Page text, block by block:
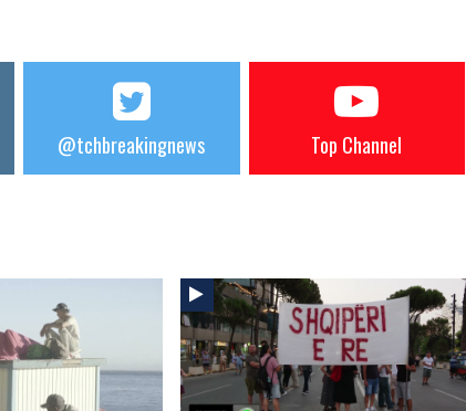
@tchbreakingnews Top Channel